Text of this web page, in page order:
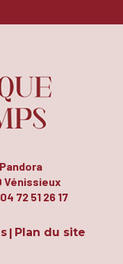
Vénissieux
72 51 26 17
| Plan du site